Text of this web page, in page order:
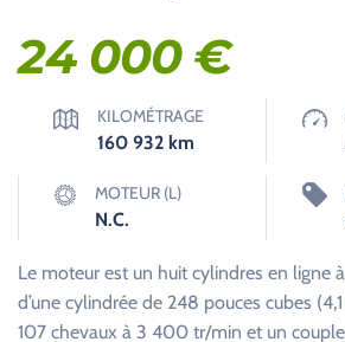
24 000€
KILOMÉTRAGE
160 932 km
MOTEUR (L)
N.C.
Le moteur est un huit cylindres en ligne
d’une cylindrée de 248 pouces cubes
107 chevaux à 3 400 tr/min et un